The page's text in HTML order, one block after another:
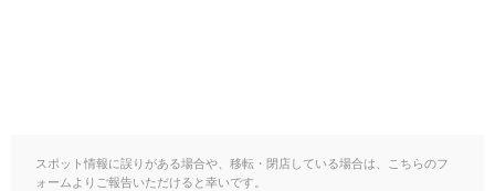
スポット情報に誤りがある場合や、移転・閉店している場合は、こちらのフ
ォームよりご報告いただけると幸いです。